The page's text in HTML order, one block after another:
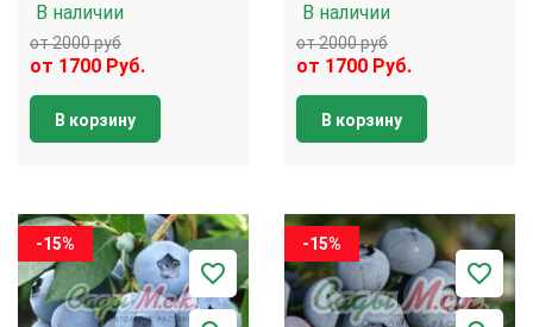
В наличии
от 2000 руб
от 1700 Руб.
В корзину
В наличии
от 2000 руб
от 1700 Руб.
В корзину
-15% -15%